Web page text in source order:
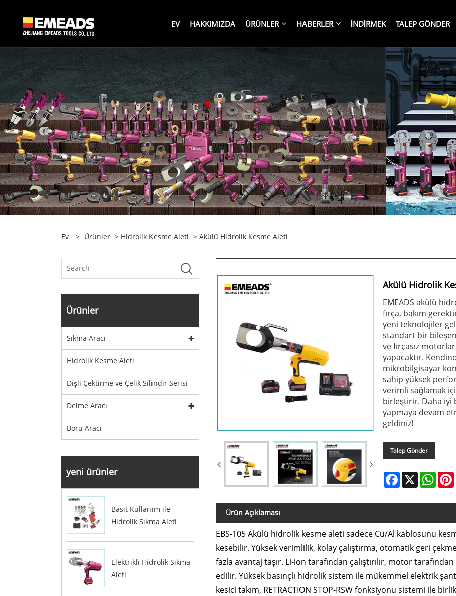
EV HAKKIMIZDA ÜRÜNLER HABERLER İNDIRMEK TALEP GÖNDER
Ev > Ürünler > Hidrolik Kesme Aleti > Akülü Hidrolik Kesme Aleti
Ürünler
Sıkma Aracı
Hidrolik Kesme Aleti
Dişli Çektirme ve Çelik Silindir Serisi
Delme Aracı
Boru Aracı
yeni ürünler
Basit Kullanım ile
Hidrolik Sıkma Aleti
Elektrikli Hidrolik Sıkma
Aleti
Akülü Hidrolik
EMEADS akülü
fırça, bakım
yeni teknolojiler
standart bir
ve fırçasız
yapacaktır.
mikrobilgisayar
sahip yüksek
verimli sağlamak
birleştirir. Daha iyi
yapmaya devam
geldiniz!
Talep Gönder
Facebook
X
Ürün Açıklaması
EBS-105 Akülü hidrolik kesme aleti sadece Cu/Al kablosunu
kesebilir. Yüksek verimlilik, kolay çalıştırma, otomatik geri
fazla avantaj taşır. Li-ion tarafından çalıştırılır, motor
edilir. Yüksek basınçlı hidrolik sistem ile mükemmel elektrik
kesici takım, RETRACTION STOP-RSW fonksiyonu sistemi ile